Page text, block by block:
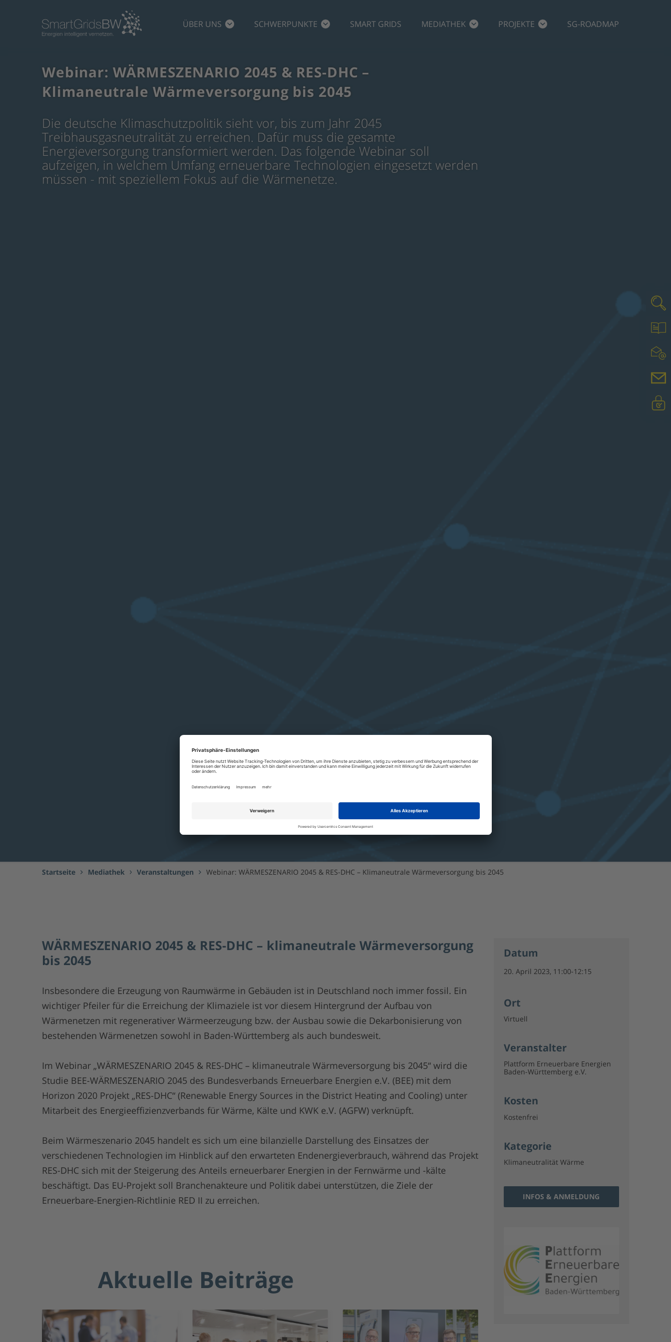
ÜBER UNS SCHWERPUNKTE SMART GRIDS MEDIATHEK PROJEKTE SG-ROADMAP
Webinar: WÄRMESZENARIO 2045 & RES-DHC –
Klimaneutrale Wärmeversorgung bis 2045
Die deutsche Klimaschutzpolitik sieht vor, bis zum Jahr 2045
Treibhausgasneutralität zu erreichen. Dafür muss die gesamte
Energieversorgung transformiert werden. Das folgende Webinar soll
aufzeigen, in welchem Umfang erneuerbare Technologien eingesetzt werden
müssen - mit speziellem Fokus auf die Wärmenetze.
Startseite Mediathek Veranstaltungen Webinar: WÄRMESZENARIO 2045 & RES-DHC – Klimaneutrale Wärmeversorgung bis 2045
WÄRMESZENARIO 2045 & RES-DHC – klimaneutrale Wärmeversorgung
bis 2045
Insbesondere die Erzeugung von Raumwärme in Gebäuden ist in Deutschland noch immer fossil. Ein
wichtiger Pfeiler für die Erreichung der Klimaziele ist vor diesem Hintergrund der Aufbau von
Wärmenetzen mit regenerativer Wärmeerzeugung bzw. der Ausbau sowie die Dekarbonisierung von
bestehenden Wärmenetzen sowohl in Baden-Württemberg als auch bundesweit.
Im Webinar „WÄRMESZENARIO 2045 & RES-DHC – klimaneutrale Wärmeversorgung bis 2045“ wird die
Studie BEE-WÄRMESZENARIO 2045 des Bundesverbands Erneuerbare Energien e.V. (BEE) mit dem
Horizon 2020 Projekt „RES-DHC“ (Renewable Energy Sources in the District Heating and Cooling) unter
Mitarbeit des Energieeffizienzverbands für Wärme, Kälte und KWK e.V. (AGFW) verknüpft.
Beim Wärmeszenario 2045 handelt es sich um eine bilanzielle Darstellung des Einsatzes der
verschiedenen Technologien im Hinblick auf den erwarteten Endenergieverbrauch, während das Projekt
RES-DHC sich mit der Steigerung des Anteils erneuerbarer Energien in der Fernwärme und -kälte
beschäftigt. Das EU-Projekt soll Branchenakteure und Politik dabei unterstützen, die Ziele der
Erneuerbare-Energien-Richtlinie RED II zu erreichen.
Aktuelle Beiträge
Datum
20. April 2023, 11:00-12:15
Ort
Virtuell
Veranstalter
Plattform Erneuerbare Energien
Baden-Württemberg e.V.
Kosten
Kostenfrei
Kategorie
Klimaneutralität Wärme
INFOS & ANMELDUNG